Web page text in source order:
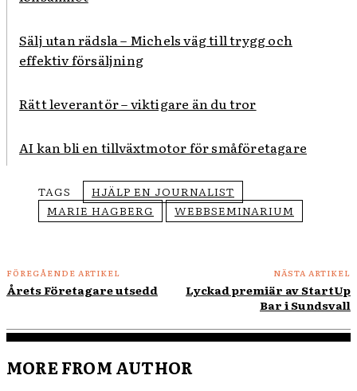
Sälj utan rädsla – Michels väg till trygg och
effektiv försäljning
Rätt leverantör – viktigare än du tror
AI kan bli en tillväxtmotor för småföretagare
TAGS
HJÄLP EN JOURNALIST
MARIE HAGBERG
WEBBSEMINARIUM
FÖREGÅENDE ARTIKEL
Årets Företagare utsedd
NÄSTA ARTIKEL
Lyckad premiär av StartUp
Bar i Sundsvall
MORE FROM AUTHOR